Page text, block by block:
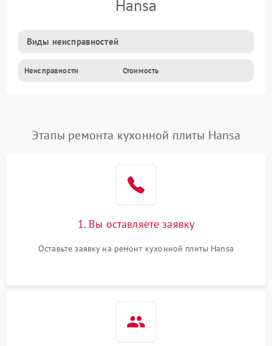
Hansa
Виды неисправностей
Неисправности Стоимость
Этапы ремонта кухонной плиты Hansa
1. Вы оставляете заявку
Оставьте заявку на ремонт кухонной плиты Hansa